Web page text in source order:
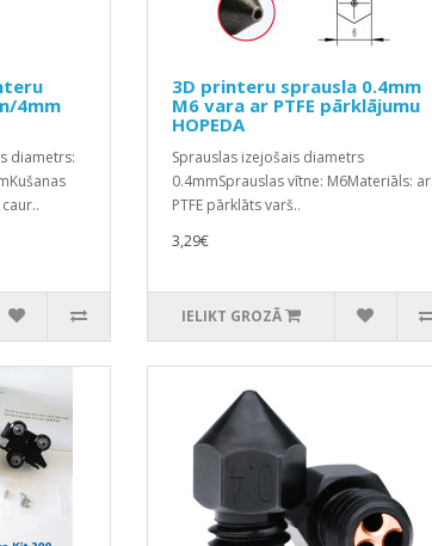
4mm
diametrs:
3D printeru sprausla 0.4mm
M6 vara ar PTFE pārklājumu
HOPEDA
Sprauslas izejošais diametrs
0.4mmSprauslas vītne: M6Materiāls: ar
PTFE pārklāts varš..
3,29€
IELIKT GROZĀ